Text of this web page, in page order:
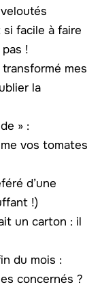
facile à faire
!
mes
la
» :
vos tomates
d’une
!)
un carton : il
du mois :
concernés ?